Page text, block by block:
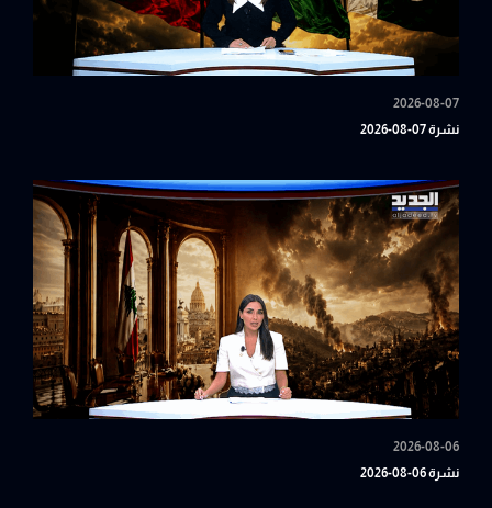
2026-08-07
نشرة 07-08-2026
2026-08-06
نشرة 06-08-2026